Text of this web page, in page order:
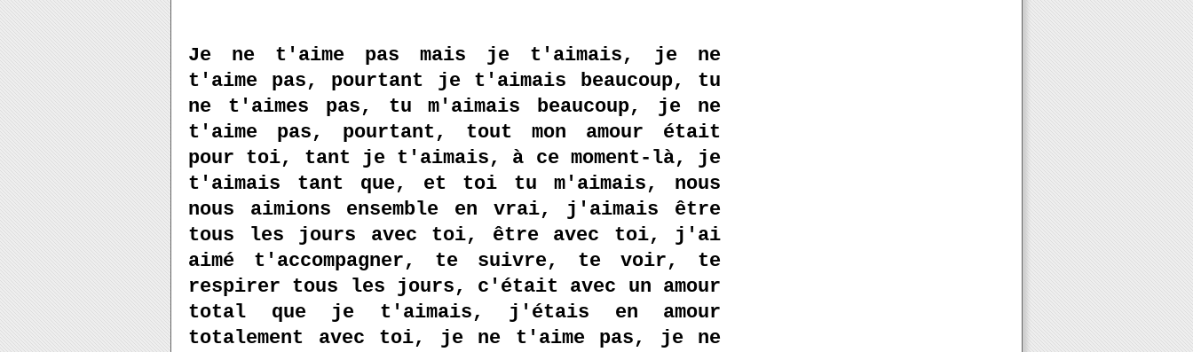
Je ne t'aime pas mais je t'aimais, je ne
t'aime pas, pourtant je t'aimais beaucoup, tu
ne t'aimes pas, tu m'aimais beaucoup, je ne
t'aime pas, pourtant, tout mon amour était
pour toi, tant je t'aimais, à ce moment-là, je
t'aimais tant que, et toi tu m'aimais, nous
nous aimions ensemble en vrai, j'aimais être
tous les jours avec toi, être avec toi, j'ai
aimé t'accompagner, te suivre, te voir, te
respirer tous les jours, c'était avec un amour
total que je t'aimais, j'étais en amour
totalement avec toi, je ne t'aime pas, je ne